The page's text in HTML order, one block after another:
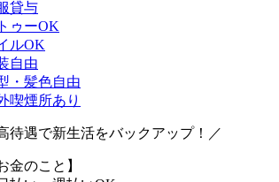
貸与
ゥーOK
ルOK
自由
・髪色自由
喫煙所あり
待遇で新生活をバックアップ！／
金のこと】